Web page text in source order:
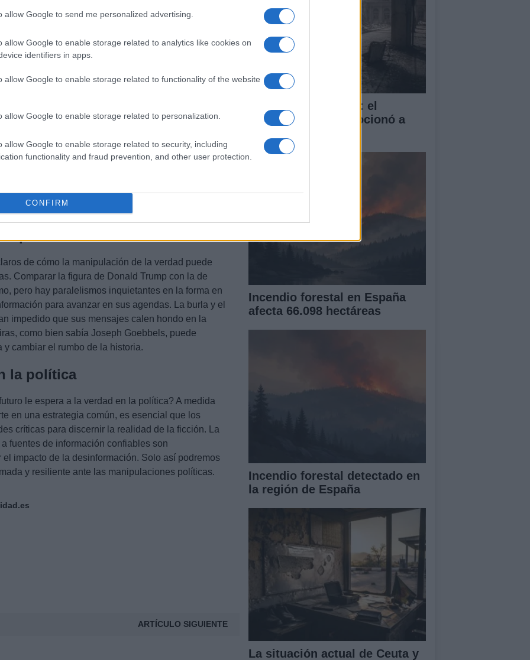
allow Google to send me personalized advertising.
allow Google to enable storage related to analytics like cookies on
identifiers in apps.
allow Google to enable storage related to functionality of the website
allow Google to enable storage related to personalization.
allow Google to enable storage related to security, including
functionality and fraud prevention, and other user protection.
CONFIRM
La desinformación se propaga rápidamente a
la veracidad de los hechos es a menudo eclipsada
presente
de cómo la manipulación de la verdad puede
Comparar la figura de Donald Trump con la de
pero hay paralelismos inquietantes en la forma en
para avanzar en sus agendas. La burla y el
impedido que sus mensajes calen hondo en la
como bien sabía Joseph Goebbels, puede
cambiar el rumbo de la historia.
la política
le espera a la verdad en la política? A medida
en una estrategia común, es esencial que los
críticas para discernir la realidad de la ficción. La
fuentes de información confiables son
impacto de la desinformación. Solo así podremos
y resiliente ante las manipulaciones políticas.
ARTÍCULO SIGUIENTE
Masacre de Bolonia: el
atentado que conmocionó a
Incendio forestal en España
afecta 66.098 hectáreas
Incendio forestal detectado en
la región de España
La situación actual de Ceuta y